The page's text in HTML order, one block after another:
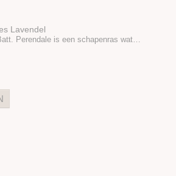
Lavendel
Perendale is een schapenras wat…